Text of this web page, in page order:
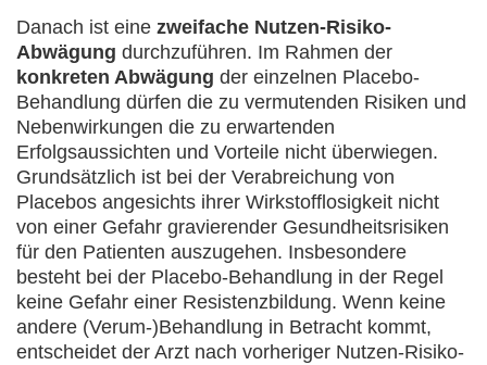
Danach ist eine zweifache Nutzen-Risiko-
Abwägung durchzuführen. Im Rahmen der
konkreten Abwägung der einzelnen Placebo-
Behandlung dürfen die zu vermutenden Risiken und
Nebenwirkungen die zu erwartenden
Erfolgsaussichten und Vorteile nicht überwiegen.
Grundsätzlich ist bei der Verabreichung von
Placebos angesichts ihrer Wirkstofflosigkeit nicht
von einer Gefahr gravierender Gesundheitsrisiken
für den Patienten auszugehen. Insbesondere
besteht bei der Placebo-Behandlung in der Regel
keine Gefahr einer Resistenzbildung. Wenn keine
andere (Verum-)Behandlung in Betracht kommt,
entscheidet der Arzt nach vorheriger Nutzen-Risiko-